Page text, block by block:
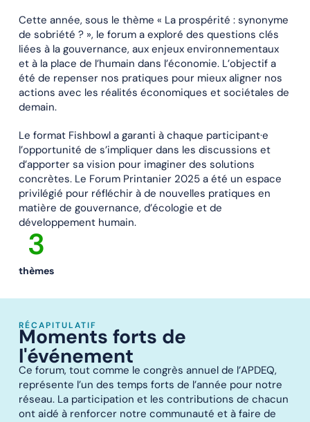
Cette année, sous le thème « La prospérité : synonyme
de sobriété ? », le forum a exploré des questions clés
liées à la gouvernance, aux enjeux environnementaux
et à la place de l’humain dans l’économie. L’objectif a
été de repenser nos pratiques pour mieux aligner nos
actions avec les réalités économiques et sociétales de
demain.
Le format Fishbowl a garanti à chaque participant·e
l’opportunité de s’impliquer dans les discussions et
d’apporter sa vision pour imaginer des solutions
concrètes. Le Forum Printanier 2025 a été un espace
privilégié pour réfléchir à de nouvelles pratiques en
matière de gouvernance, d’écologie et de
développement humain.
thèmes
3
RÉCAPITULATIF
Moments forts de
l'événement
Ce forum, tout comme le congrès annuel de l’APDEQ,
représente l’un des temps forts de l’année pour notre
réseau. La participation et les contributions de chacun
ont aidé à renforcer notre communauté et à faire de